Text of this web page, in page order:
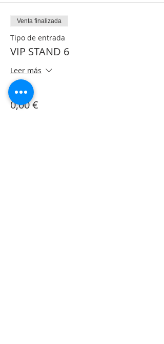
Venta finalizada
Tipo de entrada
VIP STAND 6
Leer más
Precio
0,00 €